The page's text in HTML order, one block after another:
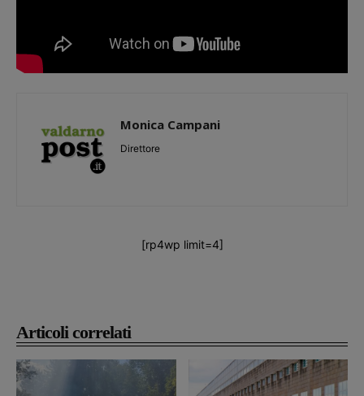
Articoli correlati
Monica Campani
Direttore
[rp4wp limit=4]